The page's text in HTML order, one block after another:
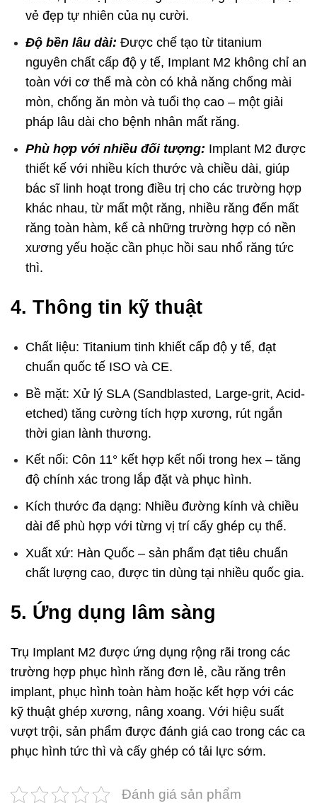
vẻ đẹp tự nhiên của nụ cười.
Độ bền lâu dài: Được chế tạo từ titanium
nguyên chất cấp độ y tế, Implant M2 không chỉ an
toàn với cơ thể mà còn có khả năng chống mài
mòn, chống ăn mòn và tuổi thọ cao – một giải
pháp lâu dài cho bệnh nhân mất răng.
Phù hợp với nhiều đối tượng: Implant M2 được
thiết kế với nhiều kích thước và chiều dài, giúp
bác sĩ linh hoạt trong điều trị cho các trường hợp
khác nhau, từ mất một răng, nhiều răng đến mất
răng toàn hàm, kể cả những trường hợp có nền
xương yếu hoặc cần phục hồi sau nhổ răng tức
thì.
4. Thông tin kỹ thuật
Chất liệu: Titanium tinh khiết cấp độ y tế, đạt
chuẩn quốc tế ISO và CE.
Bề mặt: Xử lý SLA (Sandblasted, Large-grit, Acid-
etched) tăng cường tích hợp xương, rút ngắn
thời gian lành thương.
Kết nối: Côn 11° kết hợp kết nối trong hex – tăng
độ chính xác trong lắp đặt và phục hình.
Kích thước đa dạng: Nhiều đường kính và chiều
dài để phù hợp với từng vị trí cấy ghép cụ thể.
Xuất xứ: Hàn Quốc – sản phẩm đạt tiêu chuẩn
chất lượng cao, được tin dùng tại nhiều quốc gia.
5. Ứng dụng lâm sàng
Trụ Implant M2 được ứng dụng rộng rãi trong các
trường hợp phục hình răng đơn lẻ, cầu răng trên
implant, phục hình toàn hàm hoặc kết hợp với các
kỹ thuật ghép xương, nâng xoang. Với hiệu suất
vượt trội, sản phẩm được đánh giá cao trong các ca
phục hình tức thì và cấy ghép có tải lực sớm.
Đánh giá sản phẩm